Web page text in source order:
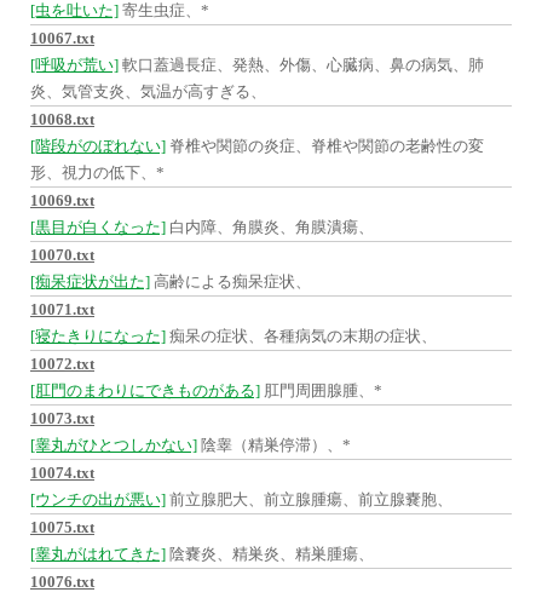
[虫を吐いた] 寄生虫症、*
10067.txt
[呼吸が荒い] 軟口蓋過長症、発熱、外傷、心臓病、鼻の病気、肺
炎、気管支炎、気温が高すぎる、
10068.txt
[階段がのぼれない] 脊椎や関節の炎症、脊椎や関節の老齢性の変
形、視力の低下、*
10069.txt
[黒目が白くなった] 白内障、角膜炎、角膜潰瘍、
10070.txt
[痴呆症状が出た] 高齢による痴呆症状、
10071.txt
[寝たきりになった] 痴呆の症状、各種病気の末期の症状、
10072.txt
[肛門のまわりにできものがある] 肛門周囲腺腫、*
10073.txt
[睾丸がひとつしかない] 陰睾（精巣停滞）、*
10074.txt
[ウンチの出が悪い] 前立腺肥大、前立腺腫瘍、前立腺嚢胞、
10075.txt
[睾丸がはれてきた] 陰嚢炎、精巣炎、精巣腫瘍、
10076.txt